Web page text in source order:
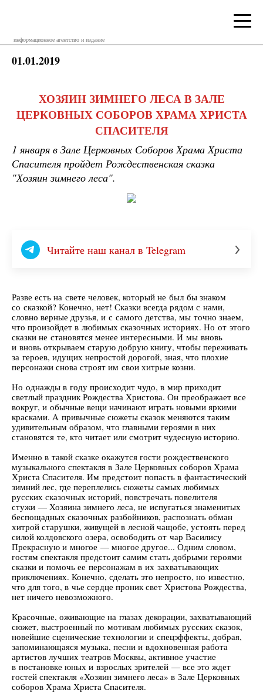
информационное агентство и издание
01.01.2019
ХОЗЯИН ЗИМНЕГО ЛЕСА В ЗАЛЕ
ЦЕРКОВНЫХ СОБОРОВ ХРАМА ХРИСТА
СПАСИТЕЛЯ
1 января в Зале Церковных Соборов Храма Христа
Спасителя пройдет Рождественская сказка
"Хозяин зимнего леса".
Читайте наш канал в Telegram
Разве есть на свете человек, который не был бы знаком
со сказкой? Конечно, нет! Сказки всегда рядом с нами,
словно верные друзья, и с самого детства, мы точно знаем,
что произойдет в любимых сказочных историях. Но от этого
сказки не становятся менее интересными. И мы вновь
и вновь открываем старую добрую книгу, чтобы переживать
за героев, идущих непростой дорогой, зная, что плохие
персонажи снова строят им свои хитрые козни.
Но однажды в году происходит чудо, в мир приходит
светлый праздник Рождества Христова. Он преображает все
вокруг, и обычные вещи начинают играть новыми яркими
красками. А привычные сюжеты сказок меняются таким
удивительным образом, что главными героями в них
становятся те, кто читает или смотрит чудесную историю.
Именно в такой сказке окажутся гости рождественского
музыкального спектакля в Зале Церковных соборов Храма
Христа Спасителя. Им предстоит попасть в фантастический
зимний лес, где переплелись сюжеты самых любимых
русских сказочных историй, повстречать повелителя
стужи — Хозяина зимнего леса, не испугаться знаменитых
беспощадных сказочных разбойников, распознать обман
хитрой старушки, живущей в лесной чащобе, устоять перед
силой колдовского озера, освободить от чар Василису
Прекрасную и многое — многое другое... Одним словом,
гостям спектакля предстоит самим стать добрыми героями
сказки и помочь ее персонажам в их захватывающих
приключениях. Конечно, сделать это непросто, но известно,
что для того, в чье сердце проник свет Христова Рождества,
нет ничего невозможного.
Красочные, оживающие на глазах декорации, захватывающий
сюжет, выстроенный по мотивам любимых русских сказок,
новейшие сценические технологии и спецэффекты, добрая,
запоминающаяся музыка, песни и вдохновенная работа
артистов лучших театров Москвы, активное участие
в постановке юных и взрослых зрителей — все это ждет
гостей спектакля «Хозяин зимнего леса» в Зале Церковных
соборов Храма Христа Спасителя.